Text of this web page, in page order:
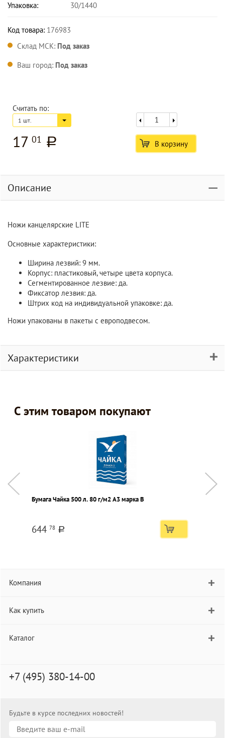
Упаковка:
30/1440
Код товара: 176983
Склад МСК: Под заказ
Ваш город: Под заказ
Считать по:
1 шт.
17 01 a В корзину
Описание
Ножи канцелярские LITE
Основные характеристики:
Ширина лезвий: 9 мм.
Корпус: пластиковый, четыре цвета корпуса.
Сегментированное лезвие: да.
Фиксатор лезвия: да.
Штрих код на индивидуальной упаковке: да.
Ножи упакованы в пакеты с европодвесом.
Характеристики
С этим товаром покупают
Бумага Чайка 500 л. 80 г/м2 А3 марка В
644 78 a
Компания
Как купить
Каталог
+7 (495) 380-14-00
Будьте в курсе последних новостей!